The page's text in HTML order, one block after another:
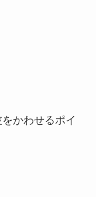
かわせるポイ